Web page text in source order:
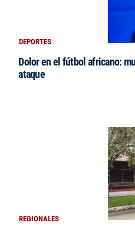
DEPORTES
Dolor en el fútbol africano:
ataque
REGIONALES